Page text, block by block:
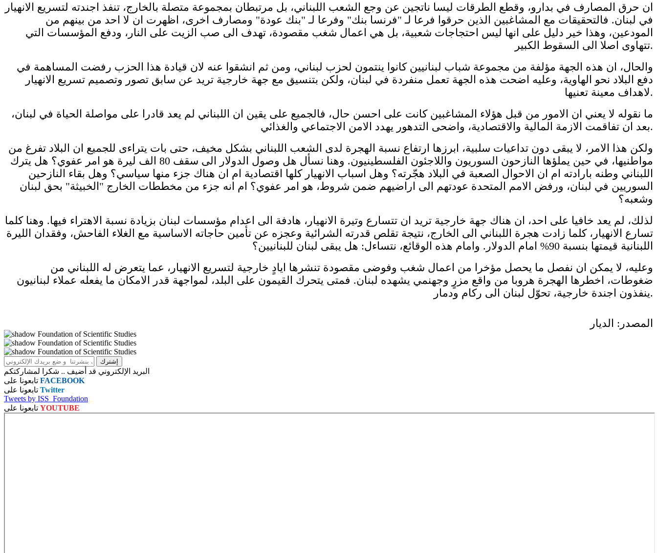
ان حرق المصارف في بدارو، وقطع الطرقات ليسا ناتجين عن وجع الشعب اللبناني، بل مرتبطان بمجموعة متصلة بالخارج، تنفذ اجندته لتسريع الانهيار
في لبنان. فالتحقيقات مع المشاغبين الذين حرقوا فرعا لـ "فرنسا بنك" وفرعا لـ "بنك عودة" ومصارف اخرى، اظهرت ان لا احد من بينهم من
المودعين، وهذا خير دليل على انها ليس احتجاجات شعبية، بل هي اعمال شغب مقصودة، تهدف الى صب الزيت على النار، ودفع المؤسسات التي
تتهاوى اصلا الى السقوط الكبير.
والحال، ان هذه الجهة مؤلفة من مجموعة شباب لبنانيين كانوا ينتمون لحزب لبناني، ومن ثم انشقوا عنه لان قيادة هذا الحزب رفضت المساهمة في
دفع البلاد نحو الهاوية، وعليه اضحت هذه الجهة تعمل منفردة في لبنان، ولكن بتنسيق مع جهة خارجية تريد عن سابق تصور وتصميم تسريع الانهيار
لاهداف معينة تعنيها.
ما نقوله لا يعني ان الامور من قبل هؤلاء المشاغبين كانت على احسن حال، فالجميع على يقين ان اللبناني لم يعد قادرا على مواصلة الحياة في لبنان،
بعد ان تفاقمت الازمة المالية والاقتصادية، واضحى التدهور يهدد الامن الاجتماعي والغذائي.
ولكن هذا الامر، لا يبقى دون تداعيات سلبية، ابرزها ارتفاع نسبة الهجرة لدى الشعب اللبناني بشكل مخيف، حتى بات يتراءى للجميع ان البلاد تفرغ من
مواطنيها، في حين يملؤها النازحون السوريون واللاجئون الفلسطينيون. وهنا نسأل هل وصول الدولار الى سقف 80 الف ليرة هو امر عفوي؟ هل يترك
اللبناني وطنه بارادته ام ان الاحوال الصعبة في البلاد هجّرته؟ وهل اسباب الانهيار كلها اقتصادية ام ان هناك جزء منها سياسي؟ وهل بقاء النازحين
السوريين في لبنان، ورفض الامم المتحدة عودتهم الى اراضيهم ضمن شروط، هو امر عفوي؟ ام انه جزء من مخططات الخارج "الخبيثة" بحق لبنان
وشعبه؟
لذلك، لم يعد خافيا على احد، ان هناك جهة خارجية تريد ان تتسارع وتيرة الانهيار، هادفة الى اعدام مؤسسات لبنان بزيادة نسبة الاهتراء فيها. وهنا كلما
تسارع الانهيار، كلما زادت هجرة اللبناني الى الخارج، نتيجة تقلص قدرته الشرائية وعجزه عن تأمين حاجاته الاساسية مع الغلاء الفاحش، وفقدان الليرة
اللبنانية قيمتها بنسبة 90% امام الدولار. وامام هذه الوقائع، نتساءل: هل يبقى لبنان للبنانيين؟
وعليه، لا يمكن ان نفصل ما يحصل مؤخرا من اعمال شغب وفوضى مقصودة تنشرها ايادٍ خارجية لتسريع الانهيار، عما يتعرض له اللبناني من
ضغوطات، اخطرها الهجرة هروبا من واقع مزرٍ وجهنمي يشهده لبنان. فمتى يتحرك القيمون على البلد، لمواجهة قدر الامكان ما يفعله عملاء لبنانيون
ينفذون اجندة خارجية، تحوّل لبنان الى ركام ودمار.
المصدر: الديار
البريد الإلكتروني قد أضيف .. شكرا لمشاركتكم
FACEBOOK
Twitter
Tweets by ISS_Foundation
YOUTUBE